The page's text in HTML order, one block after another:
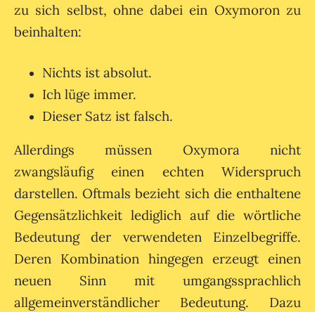
zu sich selbst, ohne dabei ein Oxymoron zu
beinhalten:
Nichts ist absolut.
Ich lüge immer.
Dieser Satz ist falsch.
Allerdings müssen Oxymora nicht
zwangsläufig einen echten Widerspruch
darstellen. Oftmals bezieht sich die enthaltene
Gegensätzlichkeit lediglich auf die wörtliche
Bedeutung der verwendeten Einzelbegriffe.
Deren Kombination hingegen erzeugt einen
neuen Sinn mit umgangssprachlich
allgemeinverständlicher Bedeutung. Dazu